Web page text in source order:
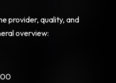
provider, quality, and
overview: